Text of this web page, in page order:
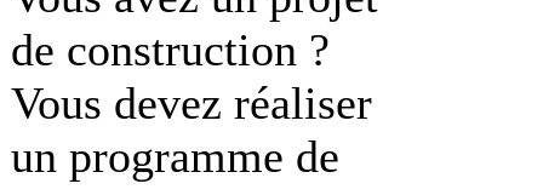
de construction ?
Vous devez réaliser
un programme de